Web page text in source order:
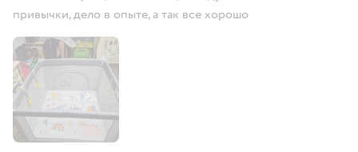
привычки, дело в опыте, а так все хорошо